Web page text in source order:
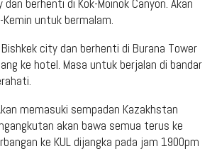
dan berhenti di Kok-Moinok Canyon. Akan
untuk bermalam.
city dan berhenti di Burana Tower
ke hotel. Masa untuk berjalan di bandar
memasuki sempadan Kazakhstan
akan bawa semua terus ke
ke KUL dijangka pada jam 1900pm